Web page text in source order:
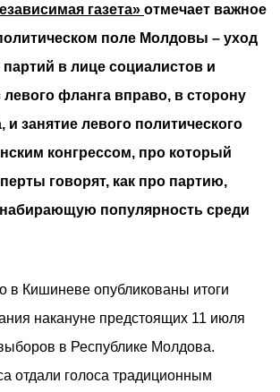
газета» отмечает важное
поле Молдовы – уход
в лице социалистов и
фланга вправо, в сторону
и занятие левого политического
конгрессом, про который
говорят, как про партию,
популярность среди
в Кишиневе опубликованы итоги
накануне предстоящих 11 июля
в Республике Молдова.
отдали голоса традиционным